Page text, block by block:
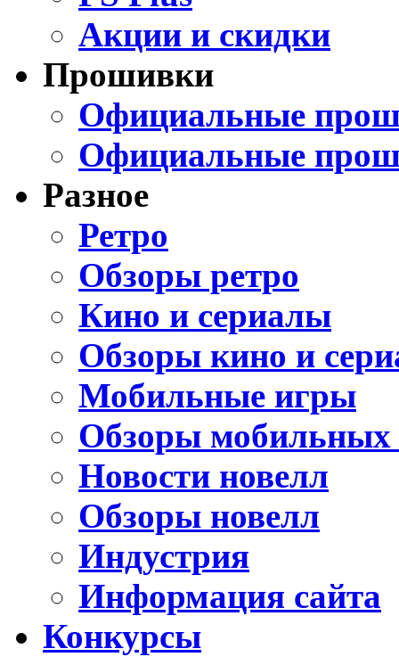
Акции и скидки
Прошивки
Официальные
Официальные
Разное
Ретро
Обзоры ретро
Кино и сериалы
Обзоры кино и
Мобильные игры
Обзоры мобильных
Новости новелл
Обзоры новелл
Индустрия
Информация сайта
Конкурсы